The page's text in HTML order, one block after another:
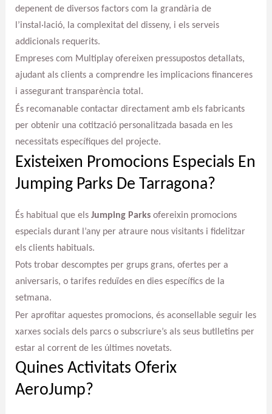
depenent de diversos factors com la grandària de
l’instal·lació, la complexitat del disseny, i els serveis
addicionals requerits.
Empreses com Multiplay ofereixen pressupostos detallats,
ajudant als clients a comprendre les implicacions financeres
i assegurant transparència total.
És recomanable contactar directament amb els fabricants
per obtenir una cotització personalitzada basada en les
necessitats específiques del projecte.
Existeixen Promocions Especials En
Jumping Parks De Tarragona?
És habitual que els Jumping Parksofereixin promocions
especials durant l’any per atraure nous visitants i fidelitzar
els clients habituals.
Pots trobar descomptes per grups grans, ofertes per a
aniversaris, o tarifes reduïdes en dies específics de la
setmana.
Per aprofitar aquestes promocions, és aconsellable seguir les
xarxes socials dels parcs o subscriure’s als seus butlletins per
estar al corrent de les últimes novetats.
Quines Activitats Oferix
AeroJump?